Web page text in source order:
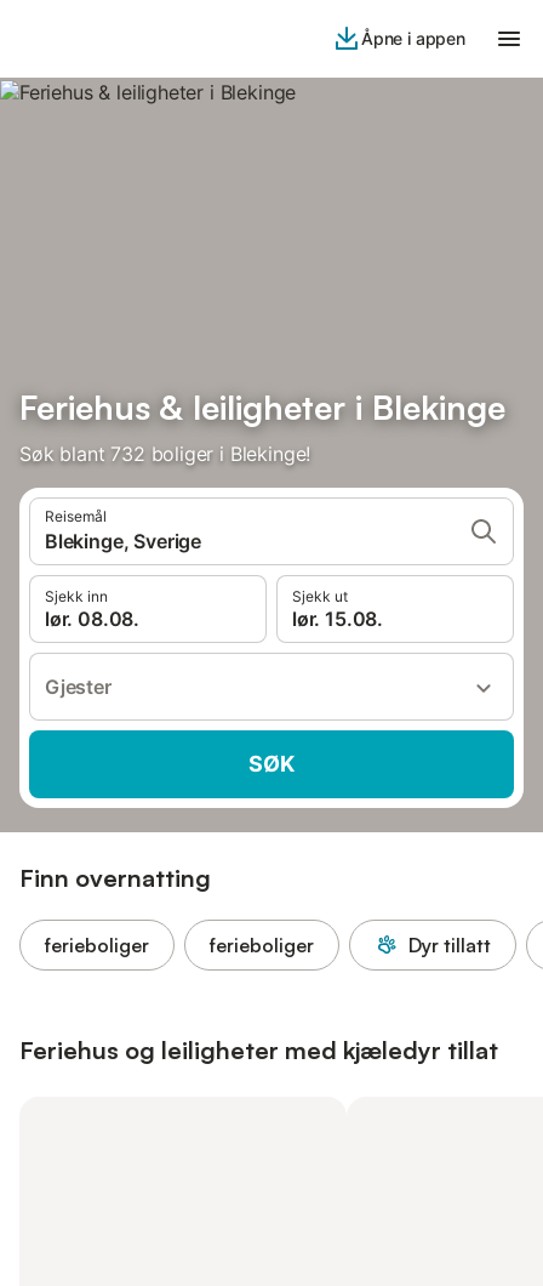
Åpne i appen
Feriehus & leiligheter i Blekinge
Søk blant 732 boliger i Blekinge!
Reisemål
Blekinge, Sverige
Sjekk inn
lør. 08.08.
Sjekk ut
lør. 15.08.
Gjester
SØK
Finn overnatting
ferieboliger ferieboliger Dyr tillatt
Feriehus og leiligheter med kjæledyr tillat